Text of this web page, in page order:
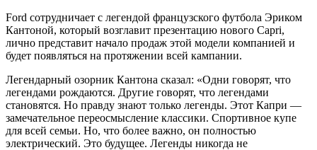
Ford сотрудничает с легендой французского футбола Эриком
Кантоной, который возглавит презентацию нового Capri,
лично представит начало продаж этой модели компанией и
будет появляться на протяжении всей кампании.
Легендарный озорник Кантона сказал: «Одни говорят, что
легендами рождаются. Другие говорят, что легендами
становятся. Но правду знают только легенды. Этот Капри —
замечательное переосмысление классики. Спортивное купе
для всей семьи. Но, что более важно, он полностью
электрический. Это будущее. Легенды никогда не